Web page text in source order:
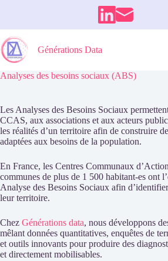
Générations Data
Analyses des besoins sociaux (ABS)
Les Analyses des Besoins Sociaux
CCAS, aux associations et aux acteurs
les réalités d’un territoire afin de construire
adaptées aux besoins de la population.
En France, les Centres Communaux
communes de plus de 1 500 habitant-es ont
Analyse des Besoins Sociaux afin
leur territoire.
Chez Générations data, nous développons
mêlant données quantitatives, enquêtes de
et outils innovants pour produire des
et directement mobilisables.